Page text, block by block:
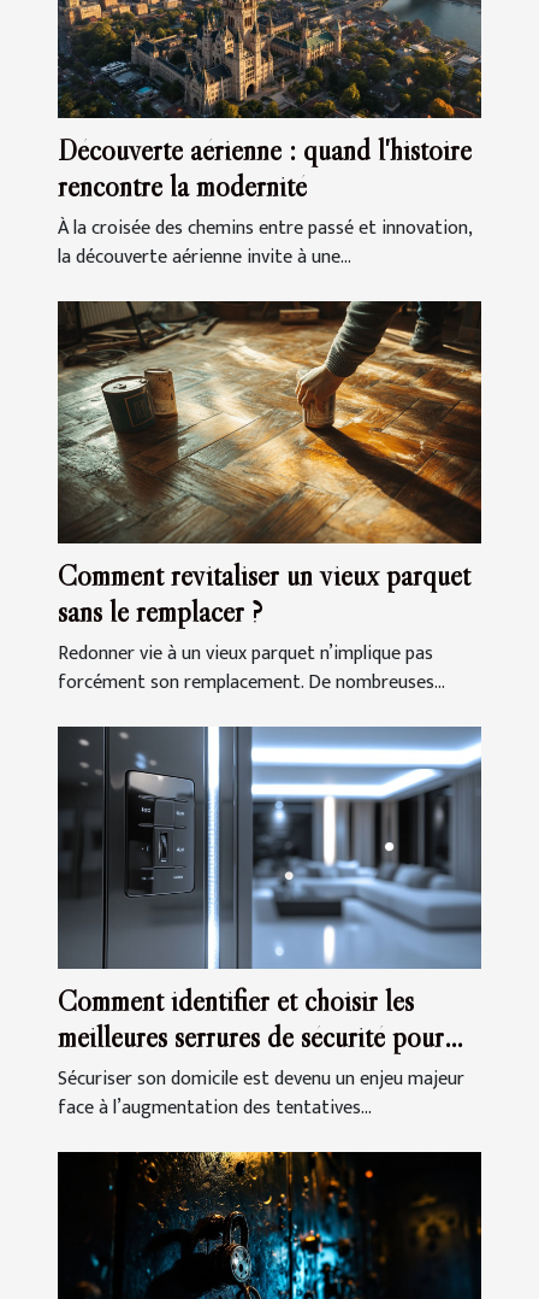
Découverte aérienne : quand l'histoire
rencontre la modernité
À la croisée des chemins entre passé et innovation,
la découverte aérienne invite à une...
Comment revitaliser un vieux parquet
sans le remplacer ?
Redonner vie à un vieux parquet n’implique pas
forcément son remplacement. De nombreuses...
Comment identifier et choisir les
meilleures serrures de sécurité pour
votre domicile
Sécuriser son domicile est devenu un enjeu majeur
face à l’augmentation des tentatives...